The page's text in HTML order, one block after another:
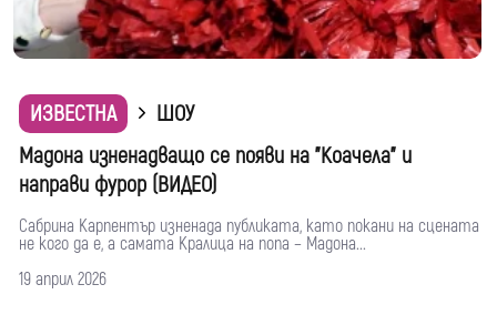
ИЗВЕСТНА
ШОУ
Мадона изненадващо се появи на "Коачела" и
направи фурор (ВИДЕО)
Сабрина Карпентър изненада публиката, като покани на сцената
не кого да е, а самата Кралица на попа – Мадона...
19 април 2026